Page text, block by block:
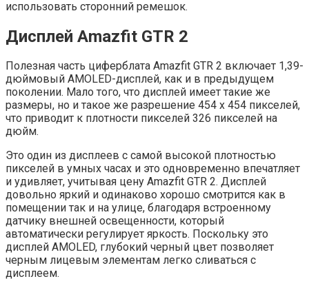
использовать сторонний ремешок.
Дисплей Amazfit GTR 2
Полезная часть циферблата Amazfit GTR 2 включает 1,39-
дюймовый AMOLED-дисплей, как и в предыдущем
поколении. Мало того, что дисплей имеет такие же
размеры, но и такое же разрешение 454 x 454 пикселей,
что приводит к плотности пикселей 326 пикселей на
дюйм.
Это один из дисплеев с самой высокой плотностью
пикселей в умных часах и это одновременно впечатляет
и удивляет, учитывая цену Amazfit GTR 2. Дисплей
довольно яркий и одинаково хорошо смотрится как в
помещении так и на улице, благодаря встроенному
датчику внешней освещенности, который
автоматически регулирует яркость. Поскольку это
дисплей AMOLED, глубокий черный цвет позволяет
черным лицевым элементам легко сливаться с
дисплеем.